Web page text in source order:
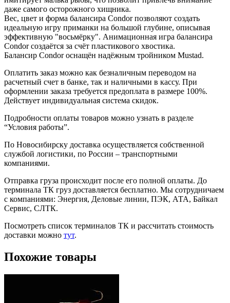
даже самого осторожного хищника.
Вес, цвет и форма балансира Condor позволяют создать
идеальную игру приманки на большой глубине, описывая
эффективную "восьмёрку". Анимационная игра балансира
Condor создаётся за счёт пластикового хвостика.
Балансир Condor оснащён надёжным тройником Mustad.
Оплатить заказ можно как безналичным переводом на
расчетный счет в банке, так и наличными в кассу. При
оформлении заказа требуется предоплата в размере 100%.
Действует индивидуальная система скидок.
Подробности оплаты товаров можно узнать в разделе
“Условия работы”.
По Новосибирску доставка осуществляется собственной
службой логистики, по России – транспортными
компаниями.
Отправка груза происходит после его полной оплаты. До
терминала ТК груз доставляется бесплатно. Мы сотрудничаем
с компаниями: Энергия, Деловые линии, ПЭК, АТА, Байкал
Сервис, СЛТК.
Посмотреть список терминалов ТК и рассчитать стоимость
доставки можно тут.
Похожие товары